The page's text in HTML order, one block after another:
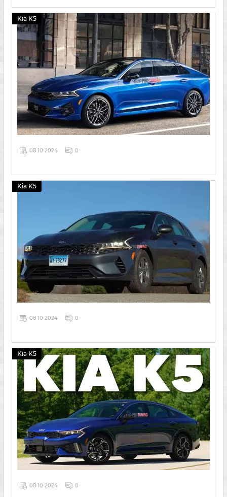
Kia K5
08 10 2024 0
Kia K5
08 10 2024 0
Kia K5
08 10 2024 0